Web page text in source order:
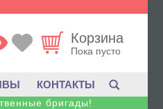
Корзина
Пока пусто
КОНТАКТЫ
бригады!